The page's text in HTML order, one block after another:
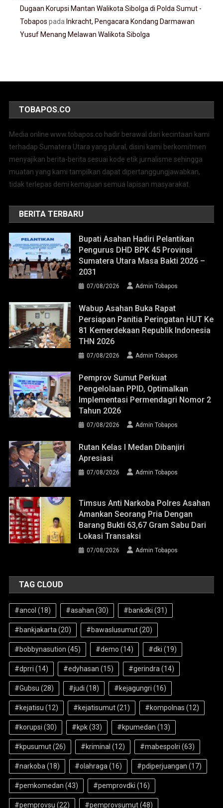
Dugaan Korupsi Mantan Walikota Sibolga di Polda Sumut -
Tobapos pada Inkracht, Pengacara Kondang Darmawan
Yusuf Menang Melawan Walikota Sibolga
TOBAPOS.CO
Media online www.tobapos.co hadir berawal dari kecintaan kami
terhadap Sumatera Utara yang plural, disini kami berkomitmen
menyajikan berita-berita sesuai kode etik jurnalisme sehingga
muatan yang kami tampilkan dapat dipertanggungjawabkan,
tidak terlepas demi kemajuan semua lapisan masyarakat.
BERITA TERBARU
Bupati Asahan Hadiri Pelantikan
Pengurus DHD BPK 45 Provinsi
Sumatera Utara Masa Bakti 2026 –
2031
07/08/2026 Admin Tobapos
Wabup Asahan Buka Rapat
Persiapan Panitia Peringatan HUT Ke
81 Kemerdekaan Republik Indonesia
THN 2026
07/08/2026 Admin Tobapos
Pemprov Sumut Perkuat
Pengelolaan PPID, Optimalkan
Implementasi Permendagri Nomor 2
Tahun 2026
07/08/2026 Admin Tobapos
Rutan Kelas I Medan Dibanjiri
Apresiasi
07/08/2026 Admin Tobapos
Timsus Anti Narkoba Polres Asahan
Amankan Seorang Pria Dengan
Barang Bukti 63,67 Gram Sabu Dari
Lokasi Transaksi
07/08/2026 Admin Tobapos
TAG CLOUD
#ancol (18) #asahan (30) #bankdki (31)
#bankjakarta(20) #bawaslusumut(20)
#bobbynasution (45) #demo (14) #dki (19)
#dprri (14) #edyhasan (15) #gerindra(14)
#Gubsu (28) #judi (18) #kejagungri (16)
#kejatisu (12) #kejatisumut(21) #kompolnas (12)
#korupsi (30) #kpk(33) #kpumedan (13)
#kpusumut(26) #kriminal (12) #mabespolri (63)
#narkoba(18) #olahraga(16) #pdiperjuangan (17)
#pemkomedan (43) #pemprovdki (16)
#pemprovsu (22) #pemprovsumut(48)